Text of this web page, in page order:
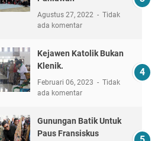
Agustus 27, 2022
Tidak
ada komentar
Kejawen Katolik Bukan
Klenik.
Februari 06, 2023
Tidak
ada komentar
Gunungan Batik Untuk
Paus Fransiskus